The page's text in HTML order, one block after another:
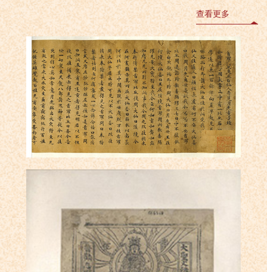
查看更多